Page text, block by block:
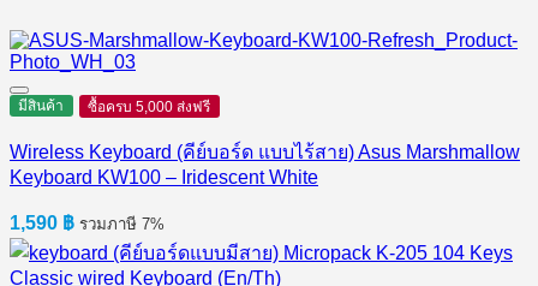
มีสินค้า ซื้อครบ 5,000 ส่งฟรี
Wireless Keyboard (คีย์บอร์ด แบบไร้สาย) Asus Marshmallow
Keyboard KW100 – Iridescent White
1,590 ฿ รวมภาษี 7%